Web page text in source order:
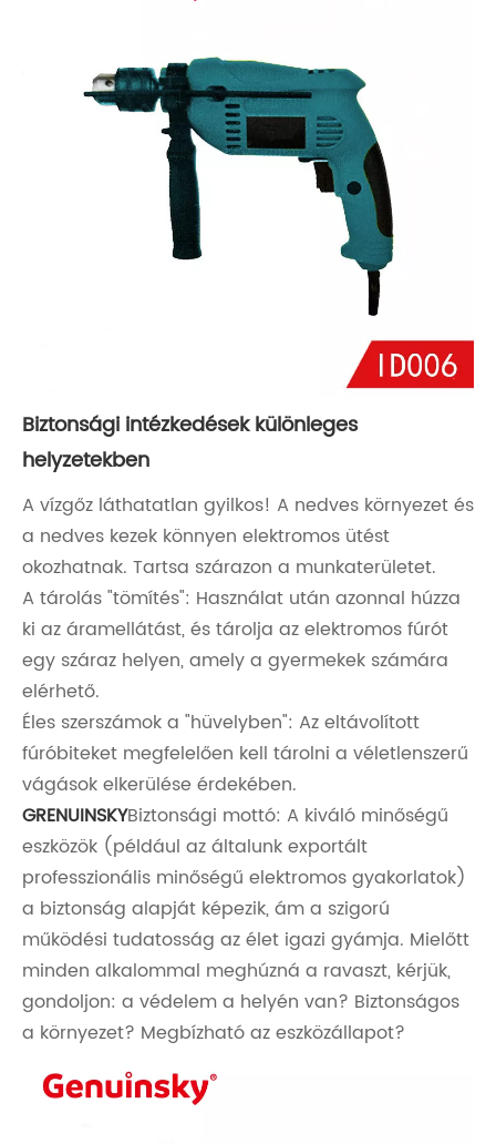
Biztonsági intézkedések különleges
helyzetekben
A vízgőz láthatatlan gyilkos! A nedves környezet és
a nedves kezek könnyen elektromos ütést
okozhatnak. Tartsa szárazon a munkaterületet.
A tárolás "tömítés": Használat után azonnal húzza
ki az áramellátást, és tárolja az elektromos fúrót
egy száraz helyen, amely a gyermekek számára
elérhető.
Éles szerszámok a "hüvelyben": Az eltávolított
fúróbiteket megfelelően kell tárolni a véletlenszerű
vágások elkerülése érdekében.
GRENUINSKYBiztonsági mottó: A kiváló minőségű
eszközök (például az általunk exportált
professzionális minőségű elektromos gyakorlatok)
a biztonság alapját képezik, ám a szigorú
működési tudatosság az élet igazi gyámja. Mielőtt
minden alkalommal meghúzná a ravaszt, kérjük,
gondoljon: a védelem a helyén van? Biztonságos
a környezet? Megbízható az eszközállapot?